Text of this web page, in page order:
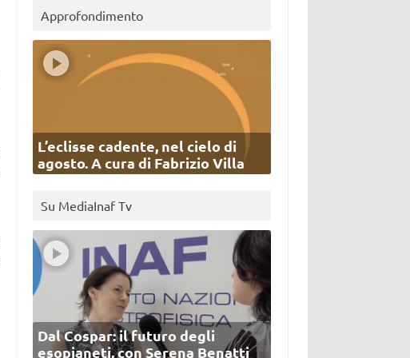
Approfondimento
L’eclisse cadente, nel cielo di
agosto. A cura di Fabrizio Villa
Su MediaInaf Tv
Dal Cospar: il futuro degli
esopianeti, con Serena Benatti